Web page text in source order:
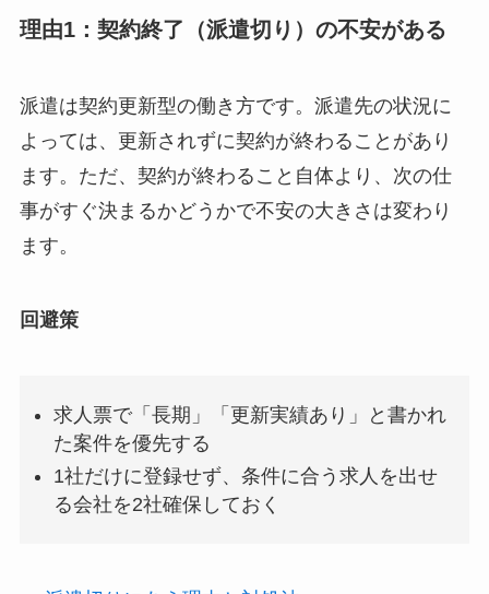
理由1：契約終了（派遣切り）の不安がある
派遣は契約更新型の働き方です。派遣先の状況に
よっては、更新されずに契約が終わることがあり
ます。ただ、契約が終わること自体より、次の仕
事がすぐ決まるかどうかで不安の大きさは変わり
ます。
回避策
求人票で「長期」「更新実績あり」と書かれ
た案件を優先する
1社だけに登録せず、条件に合う求人を出せ
る会社を2社確保しておく